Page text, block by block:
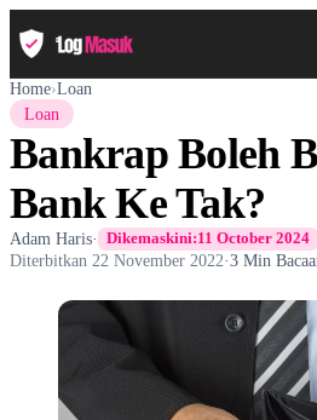
Home›Loan
Loan
Bankrap Boleh
Bank Ke Tak?
Adam Haris· Dikemaskini:11 October 2024
Diterbitkan 22 November 2022·3 Min